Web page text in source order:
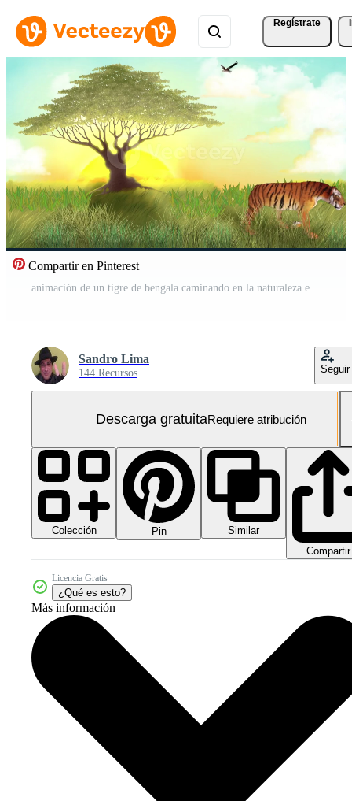
Regístrate
Compartir en Pinterest
animación de un tigre de bengala caminando en la naturaleza en un día caluroso y soleado Vídeo Gratis
Sandro Lima
144 Recursos Seguir
Descarga gratuitaRequiere atribución
Colección Pin
Similar
Compartir
Licencia Gratis
¿Qué es esto?
Más información